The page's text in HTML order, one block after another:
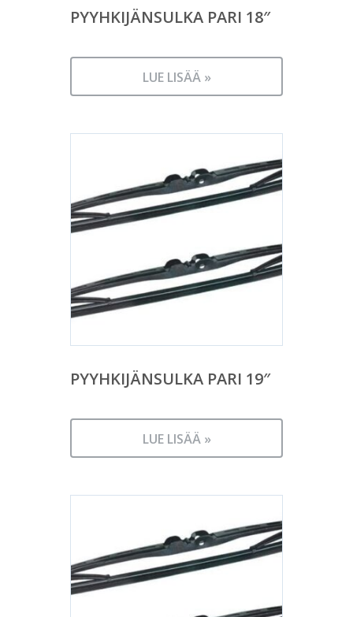
PYYHKIJÄNSULKA PARI 18″
LUE LISÄÄ »
PYYHKIJÄNSULKA PARI 19″
LUE LISÄÄ »